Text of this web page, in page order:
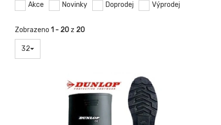
Akce Novinky Doprodej Výprodej
Zobrazeno 1 - 20 z 20
32